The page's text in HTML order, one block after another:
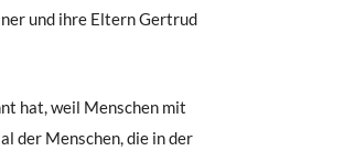
und ihre Eltern Gertrud
hat, weil Menschen mit
der Menschen, die in der